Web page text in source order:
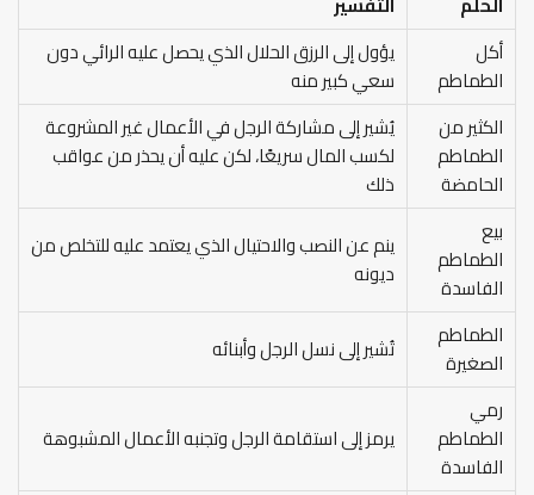
أكل
الطماطم
يؤول إلى الرزق الحلال الذي يحصل عليه الرائي دون
سعي كبير منه
الكثير من
الطماطم
الحامضة
يُشير إلى مشاركة الرجل في الأعمال غير المشروعة
لكسب المال سريعًا، لكن عليه أن يحذر من عواقب
ذلك
بيع
الطماطم
الفاسدة
ينم عن النصب والاحتيال الذي يعتمد عليه للتخلص من
ديونه
الطماطم
الصغيرة
تُشير إلى نسل الرجل وأبنائه
رمي
الطماطم
الفاسدة
يرمز إلى استقامة الرجل وتجنبه الأعمال المشبوهة